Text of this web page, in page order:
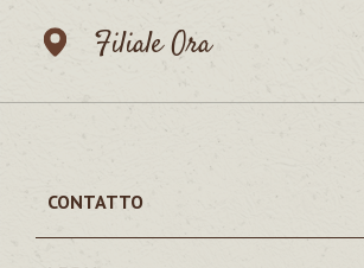
Filiale Ora
CONTATTO